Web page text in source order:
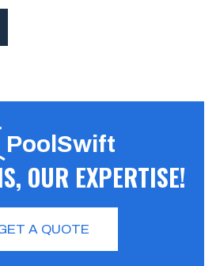
PoolSwift
OUR EXPERTISE!
A QUOTE